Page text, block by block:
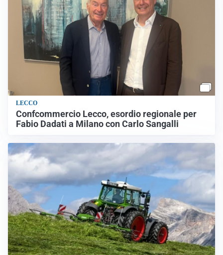
LECCO
Confcommercio Lecco, esordio regionale per
Fabio Dadati a Milano con Carlo Sangalli